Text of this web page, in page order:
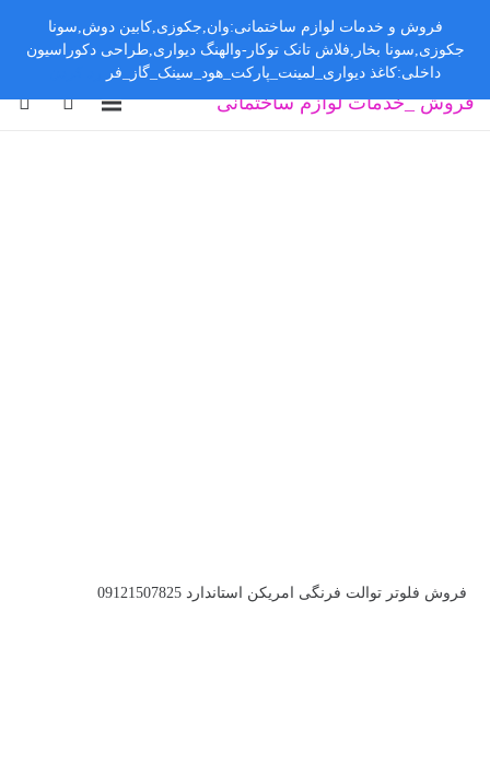
فروش _خدمات لوازم ساختمانی
فروش فلوتر توالت فرنگی امریکن استاندارد 09121507825
فروش و خدمات لوازم ساختمانی:وان,جکوزی,کابین دوش,سونا
جکوزی,سونا بخار,فلاش تانک توکار-والهنگ دیواری,طراحی دکوراسیون
داخلی:کاغذ دیواری_لمینت_پارکت_هود_سینک_گاز_فر